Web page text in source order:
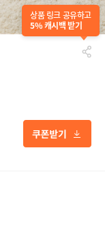
상품 링크 공유하고
5% 캐시백 받기